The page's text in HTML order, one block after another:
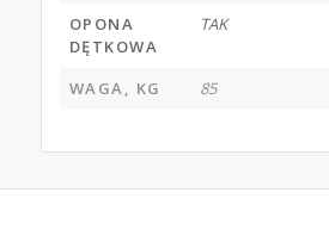
OPONA
DĘTKOWA
TAK
WAGA, KG 85